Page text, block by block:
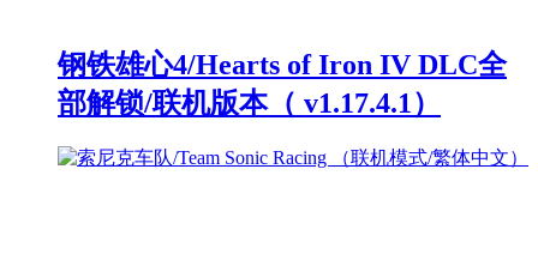
钢铁雄心4/Hearts of Iron IV DLC全
部解锁/联机版本（ v1.17.4.1）